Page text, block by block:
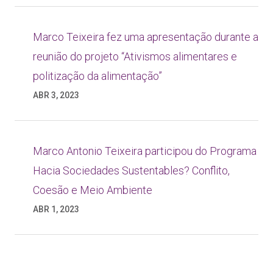
Marco Teixeira fez uma apresentação durante a
reunião do projeto “Ativismos alimentares e
politização da alimentação”
ABR 3, 2023
Marco Antonio Teixeira participou do Programa
Hacia Sociedades Sustentables? Conflito,
Coesão e Meio Ambiente
ABR 1, 2023